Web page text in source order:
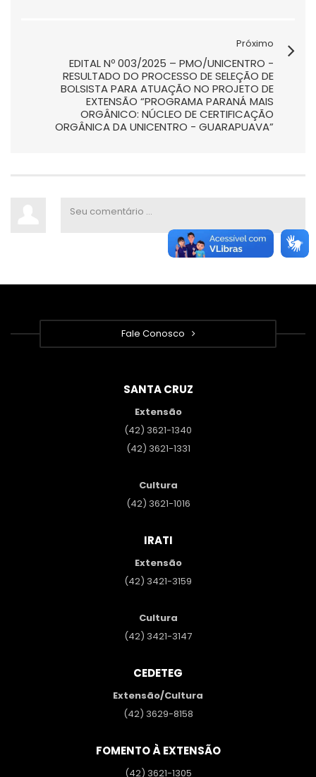
Próximo
EDITAL Nº 003/2025 – PMO/UNICENTRO -
RESULTADO DO PROCESSO DE SELEÇÃO DE
BOLSISTA PARA ATUAÇÃO NO PROJETO DE
EXTENSÃO “PROGRAMA PARANÁ MAIS
ORGÂNICO: NÚCLEO DE CERTIFICAÇÃO
ORGÂNICA DA UNICENTRO - GUARAPUAVA”
Fale Conosco
SANTA CRUZ
Extensão
(42) 3621-1340
(42) 3621-1331
Cultura
(42) 3621-1016
IRATI
Extensão
(42) 3421-3159
Cultura
(42) 3421-3147
CEDETEG
Extensão/Cultura
(42) 3629-8158
FOMENTO À EXTENSÃO
(42) 3621-1305